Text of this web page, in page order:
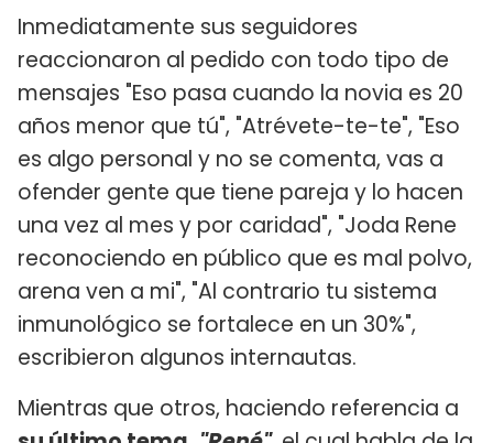
Inmediatamente sus seguidores
reaccionaron al pedido con todo tipo de
mensajes "Eso pasa cuando la novia es 20
años menor que tú", "Atrévete-te-te", "Eso
es algo personal y no se comenta, vas a
ofender gente que tiene pareja y lo hacen
una vez al mes y por caridad", "Joda Rene
reconociendo en público que es mal polvo,
arena ven a mi", "Al contrario tu sistema
inmunológico se fortalece en un 30%",
escribieron algunos internautas.
Mientras que otros, haciendo referencia a